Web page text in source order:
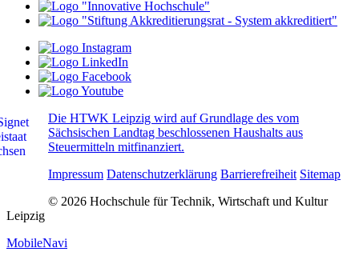
Die HTWK Leipzig wird auf Grundlage des vom
Sächsischen Landtag beschlossenen Haushalts aus
Steuermitteln mitfinanziert.
Impressum Datenschutzerklärung Barrierefreiheit Sitemap
© 2026 Hochschule für Technik, Wirtschaft und Kultur
Leipzig
MobileNavi